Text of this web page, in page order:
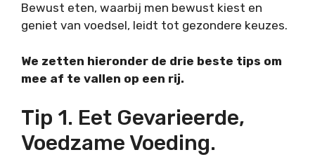
Bewust eten, waarbij men bewust kiest en
geniet van voedsel, leidt tot gezondere keuzes.
We zetten hieronder de drie beste tips om
mee af te vallen op een rij.
Tip 1. Eet Gevarieerde,
Voedzame Voeding.